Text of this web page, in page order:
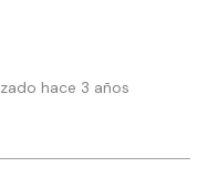
hace 3 años